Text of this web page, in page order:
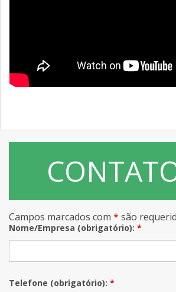
Campos marcados com * são
Nome/Empresa (obrigatório): *
Telefone (obrigatório): *